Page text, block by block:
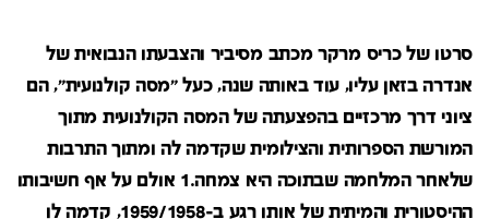
סרטו של כריס מרקר מכתב מסיביר והצבעתו הנבואית של
אנדרה בזאן עליו, עוד באותה שנה, כעל "מסה קולנועית", הם
ציוני דרך מרכזיים בהפצעתה של המסה הקולנועית מתוך
המורשת הספרותית והצילומית שקדמה לה ומתוך התרבות
שלאחר המלחמה שבתוכה היא צמחה.1 אולם על אף חשיבותו
ההיסטורית והמיתית של אותו רגע ב-1959/1958, קדמה לו